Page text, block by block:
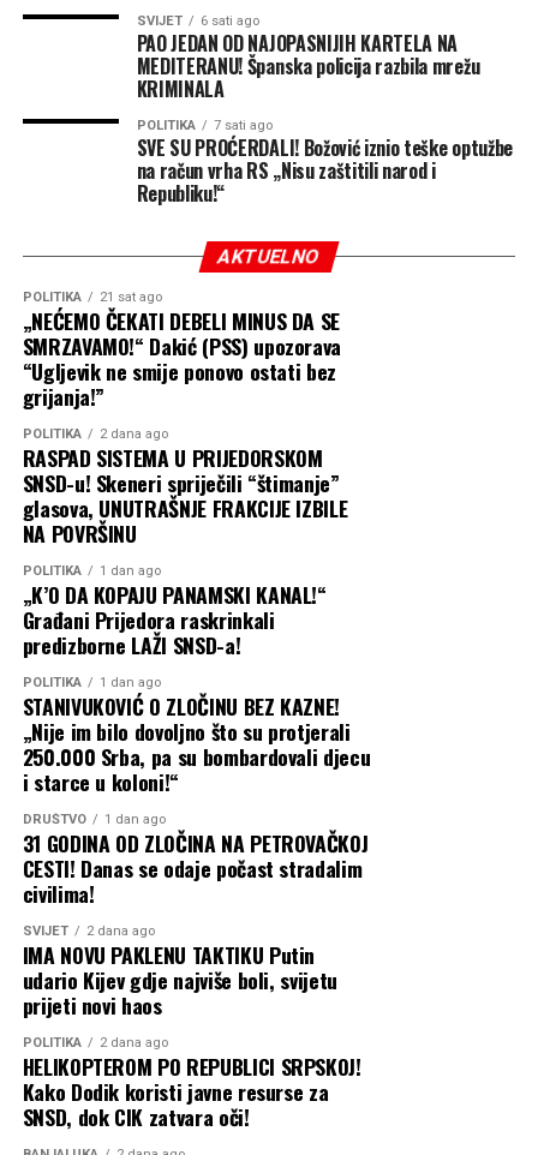
“Razumijem da je izborna
godina i da se često ne
biraju sredstva da se
napadne politički protivnik.
Ali ne razumijem da nisu u
stanju napisati objavu da
bar liči na istinu”
Milanović na samom
početku svog obraćanja.
Milanović podsjeća da ovo nije prvi put da SNSD
ponavlja istu neistinu u javnosti, iako su im u
skupštinskim klupama već predočeni dokazi:
“Ovu tezu, da je nekad,
navodno, grad podigao
“Ovom prilikom dobio sam
na poklon i sliku crkve
Svete Petke Trnove, koja će
me podsjećati na ovaj
hram, ljude i dane koje smo
ovdje zajedno obilježili.
Neka Sveta Petka Trnova
svim parohijanima na
Rujištima, njihovim
porodicama, ali i svima u
Banjaluci i Republici
Srpskoj podari zdravlje,
sreću, mir i blagostanje”
poručio je generalni
sekretar PSS.
Svečano sabranje na Rujištima nastavljeno je uz slavsku
trpezu i druženje mještana i gostiju, uz poruku da će se
tradicija okupljanja oko ovog svetog hrama nastaviti i u
godinama koje dolaze.
SVIJET 6 sati ago
PAO JEDAN OD NAJOPASNIJIH KARTELA NA
MEDITERANU! Španska policija razbila mrežu
KRIMINALA
POLITIKA 7 sati ago
SVE SU PROĆERDALI! Božović iznio teške optužbe
na račun vrha RS „Nisu zaštitili narod i
Republiku!“
AKTUELNO
POLITIKA 21 sat ago
„NEĆEMO ČEKATI DEBELI MINUS DA SE
SMRZAVAMO!“ Dakić (PSS) upozorava
“Ugljevik ne smije ponovo ostati bez
grijanja!”
POLITIKA 2 dana ago
RASPAD SISTEMA U PRIJEDORSKOM
SNSD-u! Skeneri spriječili “štimanje”
glasova, UNUTRAŠNJE FRAKCIJE IZBILE
NA POVRŠINU
POLITIKA 1 dan ago
„K’O DA KOPAJU PANAMSKI KANAL!“
Građani Prijedora raskrinkali
predizborne LAŽI SNSD-a!
POLITIKA 1 dan ago
STANIVUKOVIĆ O ZLOČINU BEZ KAZNE!
„Nije im bilo dovoljno što su protjerali
250.000 Srba, pa su bombardovali djecu
i starce u koloni!“
DRUŠTVO 1 dan ago
31 GODINA OD ZLOČINA NA PETROVAČKOJ
CESTI! Danas se odaje počast stradalim
civilima!
SVIJET 2 dana ago
IMA NOVU PAKLENU TAKTIKU Putin
udario Kijev gdje najviše boli, svijetu
prijeti novi haos
POLITIKA 2 dana ago
HELIKOPTEROM PO REPUBLICI SRPSKOJ!
Kako Dodik koristi javne resurse za
SNSD, dok CIK zatvara oči!